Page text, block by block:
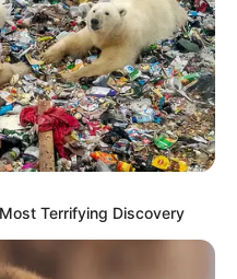
Terrifying Discovery